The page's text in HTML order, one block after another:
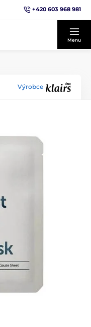
+420 603 968 981
Menu
Výrobce